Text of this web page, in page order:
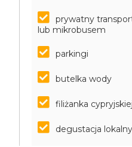
prywatny
lub mikrobusem
parkingi
butelka wody
filiżanka
degustacja